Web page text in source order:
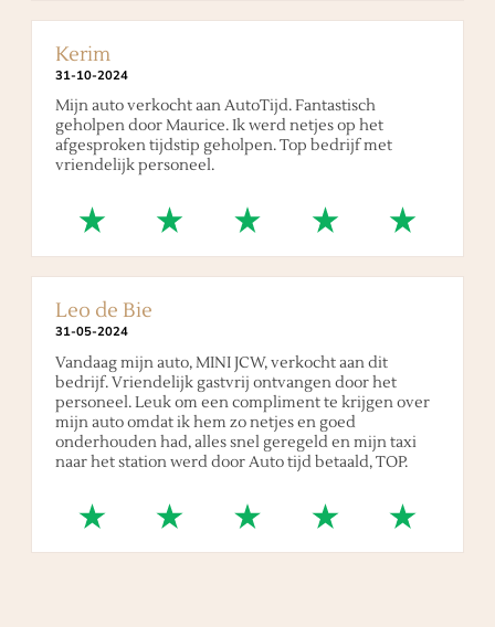
Kerim
31-10-2024
Mijn auto verkocht aan AutoTijd. Fantastisch
geholpen door Maurice. Ik werd netjes op het
afgesproken tijdstip geholpen. Top bedrijf met
vriendelijk personeel.
Leo de Bie
31-05-2024
Vandaag mijn auto, MINI JCW, verkocht aan dit
bedrijf. Vriendelijk gastvrij ontvangen door het
personeel. Leuk om een compliment te krijgen over
mijn auto omdat ik hem zo netjes en goed
onderhouden had, alles snel geregeld en mijn taxi
naar het station werd door Auto tijd betaald, TOP.